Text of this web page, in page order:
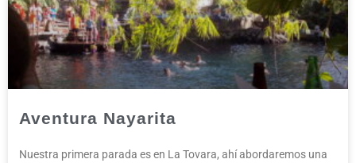
Aventura Nayarita
Nuestra primera parada es en La Tovara, ahí abordaremos una